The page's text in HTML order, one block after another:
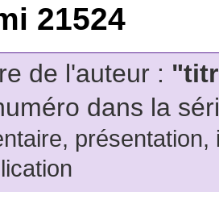
21524
de l'auteur :
dans la